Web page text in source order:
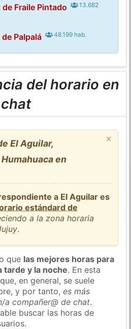
de Fraile Pintado
13.682
Palpalá 48.199 hab.
del horario en
×
El Aguilar,
en
a El Aguilar es
estándard de
a la zona horaria
.
que las mejores horas para
tarde y la noche. En esta
en general, se suele
y por tanto,es más
a compañer@ de chat.
buscar las horas de